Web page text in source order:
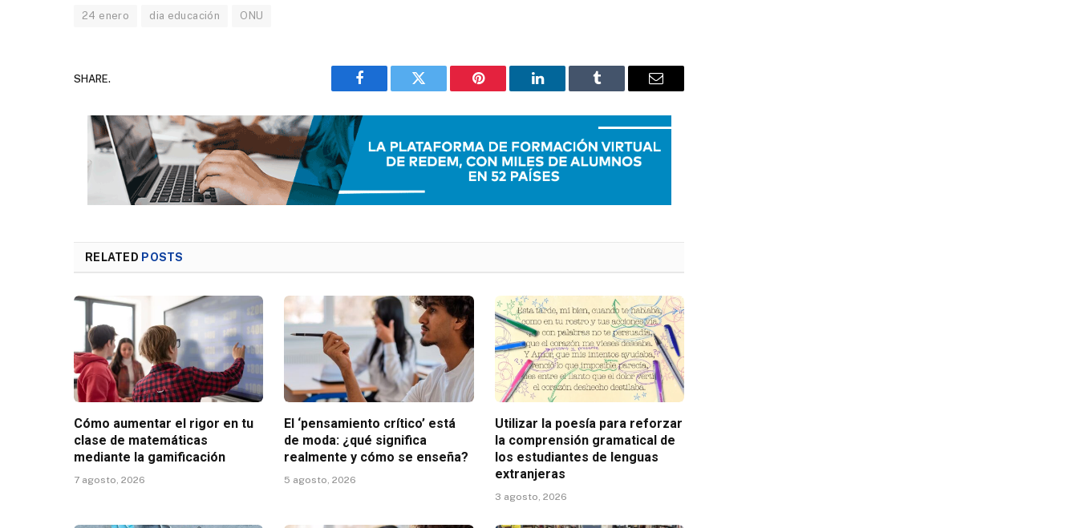
24 enero dia educación ONU
SHARE.
Facebook Twitter Pinterest LinkedIn Tumblr Email
RELATED POSTS
Cómo aumentar el rigor en tu
clase de matemáticas
mediante la gamificación
7 agosto, 2026
El ‘pensamiento crítico’ está
de moda: ¿qué significa
realmente y cómo se enseña?
5 agosto, 2026
Utilizar la poesía para reforzar
la comprensión gramatical de
los estudiantes de lenguas
extranjeras
3 agosto, 2026